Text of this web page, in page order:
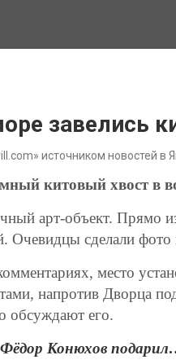
завелись
источником новостей в
китовый хвост в
арт-объект. Прямо
Очевидцы сделали фото
место
напротив Дворца
обсуждают его.
Конюхов